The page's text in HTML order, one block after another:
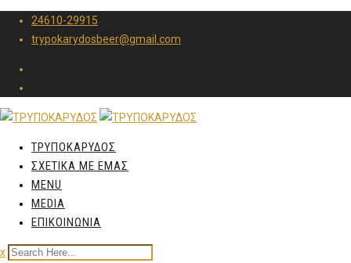
24610-29915
trypokarydosbeer@gmail.com
ΤΡΥΠΟΚΑΡΥΔΟΣ
ΣΧΕΤΙΚΑ ΜΕ ΕΜΑΣ
MENU
MEDIA
ΕΠΙΚΟΙΝΩΝΙΑ
x